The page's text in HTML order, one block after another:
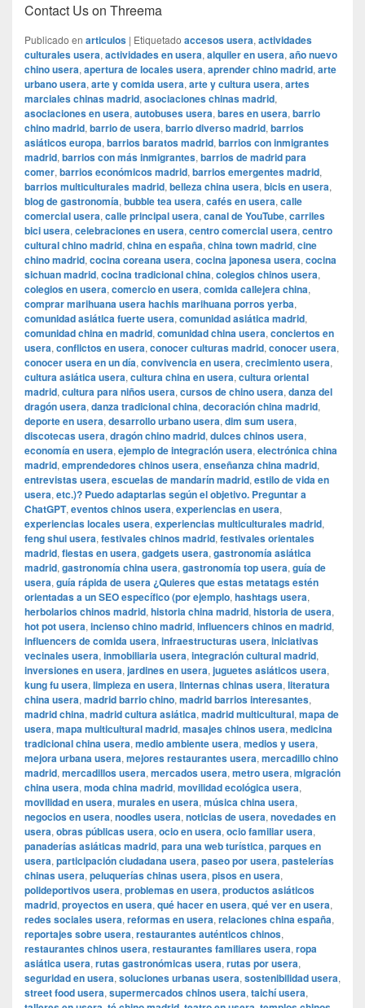
Contact Us on Threema
Publicado en articulos | Etiquetado accesos usera, actividades
culturales usera, actividades en usera, alquiler en usera, año nuevo
chino usera, apertura de locales usera, aprender chino madrid, arte
urbano usera, arte y comida usera, arte y cultura usera, artes
marciales chinas madrid, asociaciones chinas madrid,
asociaciones en usera, autobuses usera, bares en usera, barrio
chino madrid, barrio de usera, barrio diverso madrid, barrios
asiáticos europa, barrios baratos madrid, barrios con inmigrantes
madrid, barrios con más inmigrantes, barrios de madrid para
comer, barrios económicos madrid, barrios emergentes madrid,
barrios multiculturales madrid, belleza china usera, bicis en usera,
blog de gastronomía, bubble tea usera, cafés en usera, calle
comercial usera, calle principal usera, canal de YouTube, carriles
bici usera, celebraciones en usera, centro comercial usera, centro
cultural chino madrid, china en españa, china town madrid, cine
chino madrid, cocina coreana usera, cocina japonesa usera, cocina
sichuan madrid, cocina tradicional china, colegios chinos usera,
colegios en usera, comercio en usera, comida callejera china,
comprar marihuana usera hachis marihuana porros yerba,
comunidad asiática fuerte usera, comunidad asiática madrid,
comunidad china en madrid, comunidad china usera, conciertos en
usera, conflictos en usera, conocer culturas madrid, conocer usera,
conocer usera en un día, convivencia en usera, crecimiento usera,
cultura asiática usera, cultura china en usera, cultura oriental
madrid, cultura para niños usera, cursos de chino usera, danza del
dragón usera, danza tradicional china, decoración china madrid,
deporte en usera, desarrollo urbano usera, dim sum usera,
discotecas usera, dragón chino madrid, dulces chinos usera,
economía en usera, ejemplo de integración usera, electrónica china
madrid, emprendedores chinos usera, enseñanza china madrid,
entrevistas usera, escuelas de mandarín madrid, estilo de vida en
usera, etc.)? Puedo adaptarlas según el objetivo. Preguntar a
ChatGPT, eventos chinos usera, experiencias en usera,
experiencias locales usera, experiencias multiculturales madrid,
feng shui usera, festivales chinos madrid, festivales orientales
madrid, fiestas en usera, gadgets usera, gastronomía asiática
madrid, gastronomía china usera, gastronomía top usera, guía de
usera, guía rápida de usera ¿Quieres que estas metatags estén
orientadas a un SEO específico (por ejemplo, hashtags usera,
herbolarios chinos madrid, historia china madrid, historia de usera,
hot pot usera, incienso chino madrid, influencers chinos en madrid,
influencers de comida usera, infraestructuras usera, iniciativas
vecinales usera, inmobiliaria usera, integración cultural madrid,
inversiones en usera, jardines en usera, juguetes asiáticos usera,
kung fu usera, limpieza en usera, linternas chinas usera, literatura
china usera, madrid barrio chino, madrid barrios interesantes,
madrid china, madrid cultura asiática, madrid multicultural, mapa de
usera, mapa multicultural madrid, masajes chinos usera, medicina
tradicional china usera, medio ambiente usera, medios y usera,
mejora urbana usera, mejores restaurantes usera, mercadillo chino
madrid, mercadillos usera, mercados usera, metro usera, migración
china usera, moda china madrid, movilidad ecológica usera,
movilidad en usera, murales en usera, música china usera,
negocios en usera, noodles usera, noticias de usera, novedades en
usera, obras públicas usera, ocio en usera, ocio familiar usera,
panaderías asiáticas madrid, para una web turística, parques en
usera, participación ciudadana usera, paseo por usera, pastelerías
chinas usera, peluquerías chinas usera, pisos en usera,
polideportivos usera, problemas en usera, productos asiáticos
madrid, proyectos en usera, qué hacer en usera, qué ver en usera,
redes sociales usera, reformas en usera, relaciones china españa,
reportajes sobre usera, restaurantes auténticos chinos,
restaurantes chinos usera, restaurantes familiares usera, ropa
asiática usera, rutas gastronómicas usera, rutas por usera,
seguridad en usera, soluciones urbanas usera, sostenibilidad usera,
street food usera, supermercados chinos usera, taichí usera,